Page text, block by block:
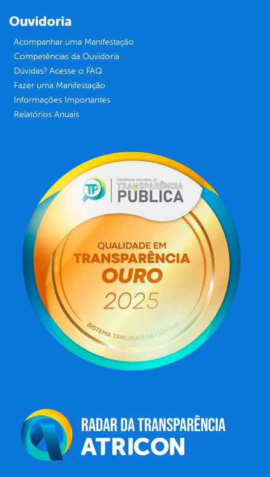
Ouvidoria
Acompanhar uma Manifestação
Competências da Ouvidoria
Dúvidas? Acesse o FAQ
Fazer uma Manifestação
Informações Importantes
Relatórios Anuais